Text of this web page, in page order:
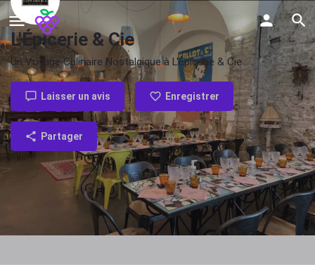
L'Épicerie & Cie
Un Voyage Culinaire Nostalgique à L'Épicerie & Cie
Laisser un avis Enregistrer
Partager